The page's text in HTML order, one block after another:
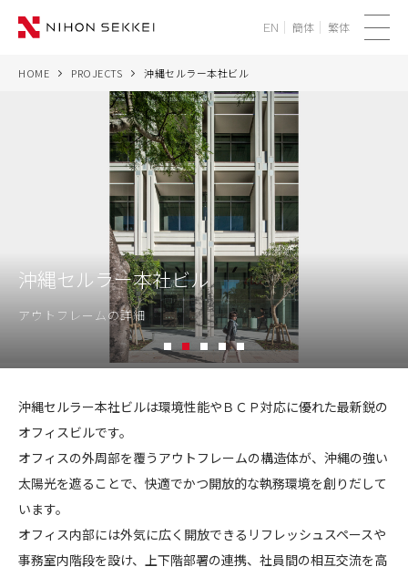
NEWS
CORPORATE
RECRUIT
EN 簡体 繁体
HOME PROJECTS 沖縄セルラー本社ビル
沖縄セルラー本社ビル
アウトフレームの詳細
1 2 3 4 5
沖縄セルラー本社ビルは環境性能やＢＣＰ対応に優れた最新鋭の
オフィスビルです。
オフィスの外周部を覆うアウトフレームの構造体が、沖縄の強い
太陽光を遮ることで、快適でかつ開放的な執務環境を創りだして
います。
オフィス内部には外気に広く開放できるリフレッシュスペースや
事務室内階段を設け、上下階部署の連携、社員間の相互交流を高